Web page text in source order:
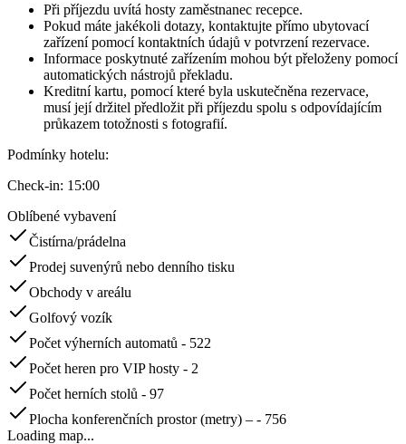
Při příjezdu uvítá hosty zaměstnanec recepce.
Pokud máte jakékoli dotazy, kontaktujte přímo ubytovací
zařízení pomocí kontaktních údajů v potvrzení rezervace.
Informace poskytnuté zařízením mohou být přeloženy pomocí
automatických nástrojů překladu.
Kreditní kartu, pomocí které byla uskutečněna rezervace,
musí její držitel předložit při příjezdu spolu s odpovídajícím
průkazem totožnosti s fotografií.
Podmínky hotelu:
Check-in: 15:00
Oblíbené vybavení
Čistírna/prádelna
Prodej suvenýrů nebo denního tisku
Obchody v areálu
Golfový vozík
Počet výherních automatů - 522
Počet heren pro VIP hosty - 2
Počet herních stolů - 97
Plocha konferenčních prostor (metry) – - 756
Loading map...